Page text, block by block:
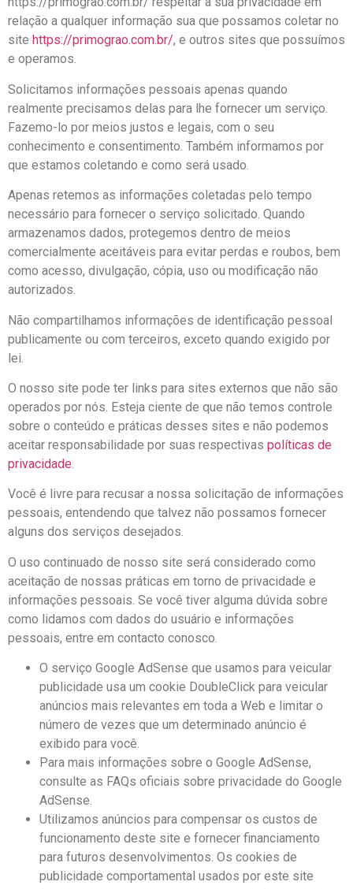
relação a qualquer informação sua que possamos coletar no
site https://primograo.com.br/, e outros sites que possuímos
e operamos.
Solicitamos informações pessoais apenas quando
realmente precisamos delas para lhe fornecer um serviço.
Fazemo-lo por meios justos e legais, com o seu
conhecimento e consentimento. Também informamos por
que estamos coletando e como será usado.
Apenas retemos as informações coletadas pelo tempo
necessário para fornecer o serviço solicitado. Quando
armazenamos dados, protegemos dentro de meios
comercialmente aceitáveis ​​para evitar perdas e roubos, bem
como acesso, divulgação, cópia, uso ou modificação não
autorizados.
Não compartilhamos informações de identificação pessoal
publicamente ou com terceiros, exceto quando exigido por
lei.
O nosso site pode ter links para sites externos que não são
operados por nós. Esteja ciente de que não temos controle
sobre o conteúdo e práticas desses sites e não podemos
aceitar responsabilidade por suas respectivas políticas de
privacidade.
Você é livre para recusar a nossa solicitação de informações
pessoais, entendendo que talvez não possamos fornecer
alguns dos serviços desejados.
O uso continuado de nosso site será considerado como
aceitação de nossas práticas em torno de privacidade e
informações pessoais. Se você tiver alguma dúvida sobre
como lidamos com dados do usuário e informações
pessoais, entre em contacto conosco.
O serviço Google AdSense que usamos para veicular
publicidade usa um cookie DoubleClick para veicular
anúncios mais relevantes em toda a Web e limitar o
número de vezes que um determinado anúncio é
exibido para você.
Para mais informações sobre o Google AdSense,
consulte as FAQs oficiais sobre privacidade do Google
AdSense.
Utilizamos anúncios para compensar os custos de
funcionamento deste site e fornecer financiamento
para futuros desenvolvimentos. Os cookies de
publicidade comportamental usados ​​por este site